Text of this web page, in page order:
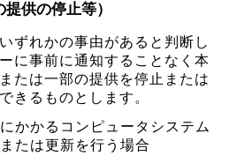
供の停止等）
ずれかの事由があると判断し
に事前に通知することなく本
たは一部の提供を停止または
きるものとします。
かかるコンピュータシステム
たは更新を行う場合